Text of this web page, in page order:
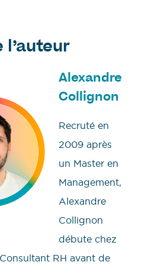
l’auteur
Alexandre
Collignon
Recruté en
2009 après
un Master en
Management,
Alexandre
Collignon
débute chez
RH avant de